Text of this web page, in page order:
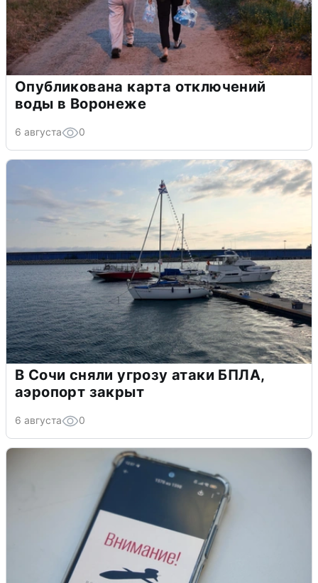
Опубликована карта отключений
воды в Воронеже
6 августа 0
В Сочи сняли угрозу атаки БПЛА,
аэропорт закрыт
6 августа 0